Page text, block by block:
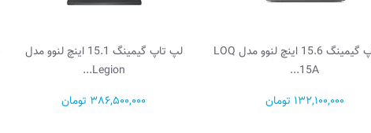
لپ تاپ گیمینگ 15.1 اینچ لنوو مدل
Legion...
386,500,000 تومان
لپ تاپ گیمینگ 15.6 اینچ لنوو مدل LOQ
15I...
251,500,000 تومان